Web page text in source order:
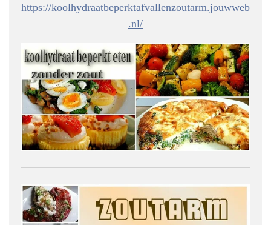
https://koolhydraatbeperktafvallenzoutarm.jouwweb
.nl/